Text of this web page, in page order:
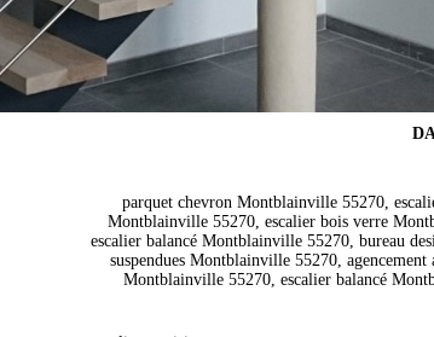
parquet chevron Montblainville 55270,
Montblainville 55270, escalier bois verre
escalier balancé Montblainville 55270, bureau
suspendues Montblainville 55270,
Montblainville 55270, escalier balancé